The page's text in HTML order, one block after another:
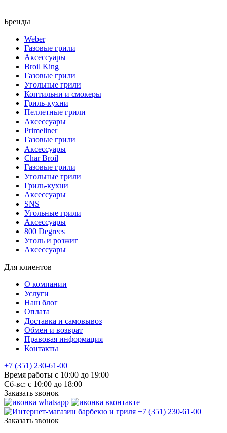
Бренды
Weber
Газовые грили
Аксессуары
Broil King
Газовые грили
Угольные грили
Коптильни и смокеры
Гриль-кухни
Пеллетные грили
Аксессуары
Primeliner
Газовые грили
Аксессуары
Char Broil
Газовые грили
Угольные грили
Гриль-кухни
Аксессуары
SNS
Угольные грили
Аксессуары
800 Degrees
Уголь и розжиг
Аксессуары
Для клиентов
О компании
Услуги
Наш блог
Оплата
Доставка и самовывоз
Обмен и возврат
Правовая информация
Контакты
+7 (351) 230-61-00
Время работы с 10:00 до 19:00
Сб-вс: с 10:00 до 18:00
Заказать звонок
+7 (351) 230-61-00
Заказать звонок